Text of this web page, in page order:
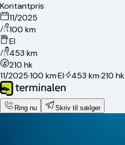
Kontantpris
11/2025
100 km
El
453 km
210 hk
11/2025·100 km·El· 453 km·210 hk
Ring nu Skriv til sælger